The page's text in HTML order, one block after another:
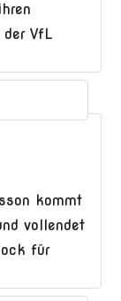
VfL
kommt
vollendet
für